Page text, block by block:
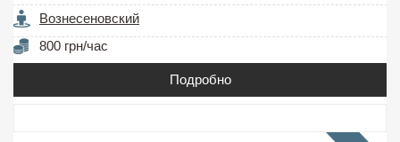
Вознесеновский
800 грн/час
Подробно